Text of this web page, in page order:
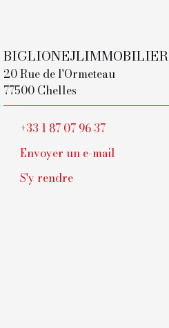
BIGLIONEJLIMMOBILIER
20 Rue de l'Ormeteau
77500 Chelles
+33 1 87 07 96 37
Envoyer un e-mail
S'y rendre